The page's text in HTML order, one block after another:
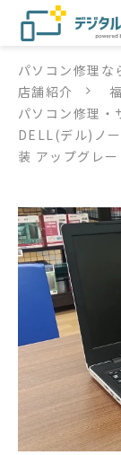
パソコン修理
サービス
店舗紹介
デジタルドックブロ
パソコン修理な
店舗紹介
パソコン修理・
DELL(デル)ノ
装 アップグレ